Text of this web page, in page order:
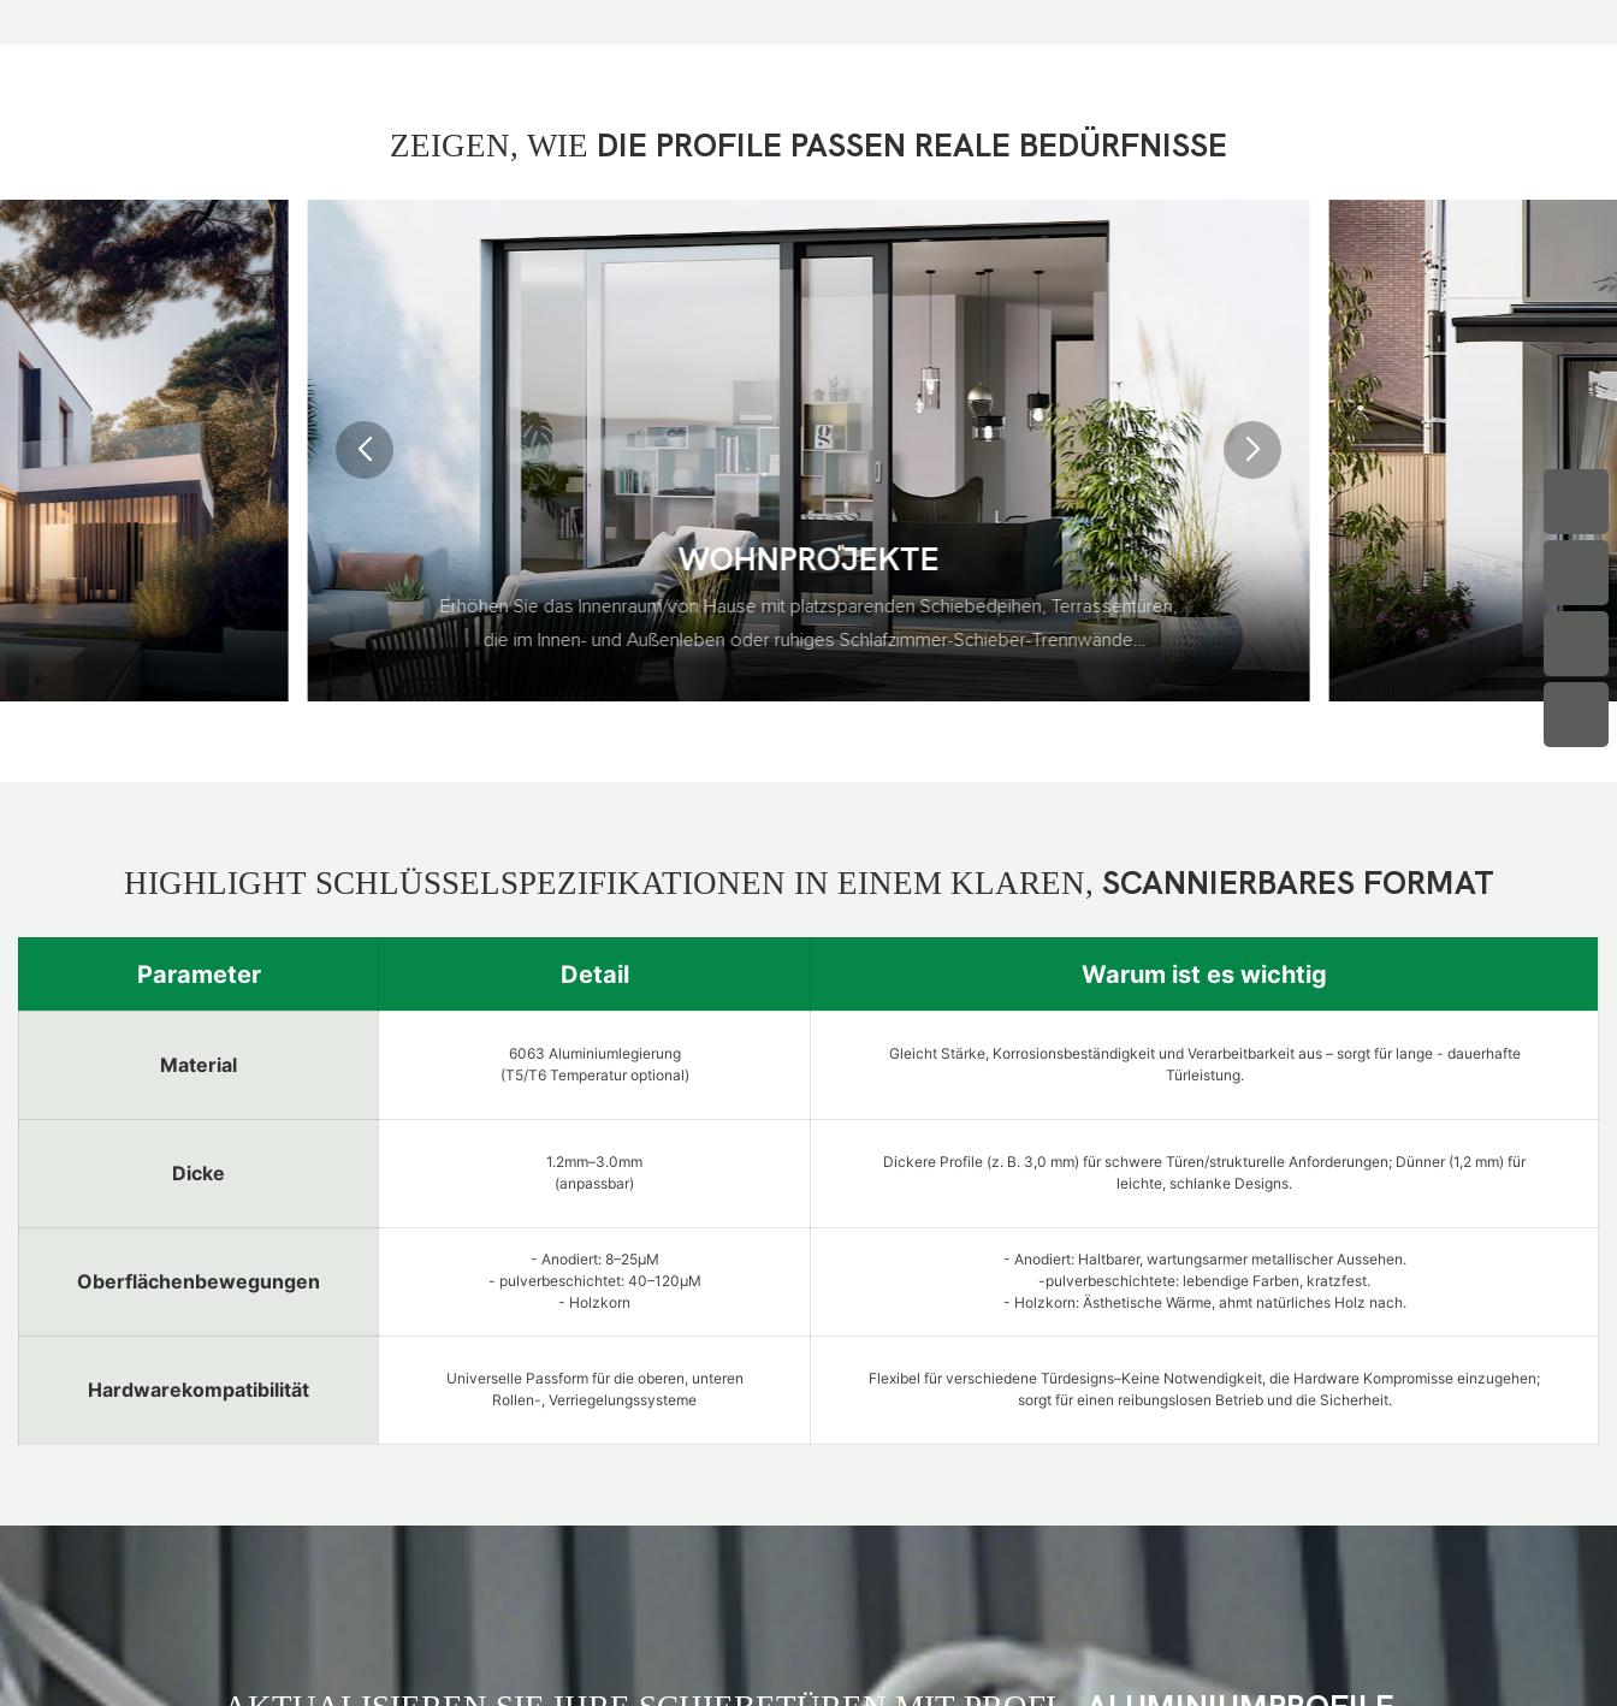
ZEIGEN, WIE DIE PROFILE PASSEN REALE BEDÜRFNISSE
GEWERBEFLÄCHEN
Erstellen Sie schlanke Ladenfronten, flexible Büro-Partitionen (akustischoptimierte
Optionen) oder High-Verkehrs-Hotel-Lobby-Eingänge
HIGHLIGHT SCHLÜSSELSPEZIFIKATIONEN IN EINEM KLAREN, SCANNIERBARES FORMAT
Parameter Detail Warum ist es wichtig
Material
6063 Aluminiumlegierung
(T5/T6 Temperatur optional)
Gleicht Stärke, Korrosionsbeständigkeit und Verarbeitbarkeit aus – sorgt für lange - dauerhafte
Türleistung.
Dicke
1.2mm–3.0mm
(anpassbar)
Dickere Profile (z. B. 3,0 mm) für schwere Türen/strukturelle Anforderungen; Dünner (1,2 mm) für
leichte, schlanke Designs.
Oberflächenbewegungen
- Anodiert: 8–25μM
- pulverbeschichtet: 40–120μM
- Holzkorn
- Anodiert: Haltbarer, wartungsarmer metallischer Aussehen.
-pulverbeschichtete: lebendige Farben, kratzfest.
- Holzkorn: Ästhetische Wärme, ahmt natürliches Holz nach.
Hardwarekompatibilität
Universelle Passform für die oberen, unteren
Rollen-, Verriegelungssysteme
Flexibel für verschiedene Türdesigns–Keine Notwendigkeit, die Hardware Kompromisse einzugehen;
sorgt für einen reibungslosen Betrieb und die Sicherheit.